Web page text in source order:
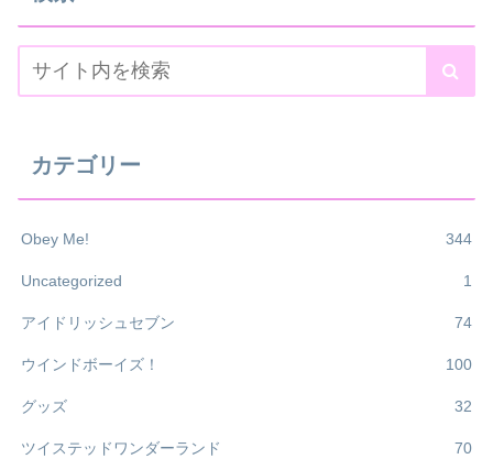
カテゴリー
Obey Me! 344
Uncategorized 1
アイドリッシュセブン 74
ウインドボーイズ！ 100
グッズ 32
ツイステッドワンダーランド 70